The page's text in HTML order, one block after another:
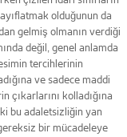
olduğunun da
gelmiş olmanın verdiği
değil, genel anlamda
tercihlerinin
ve sadece maddi
çıkarlarını kolladığına
bu adaletsizliğin yan
bir mücadeleye